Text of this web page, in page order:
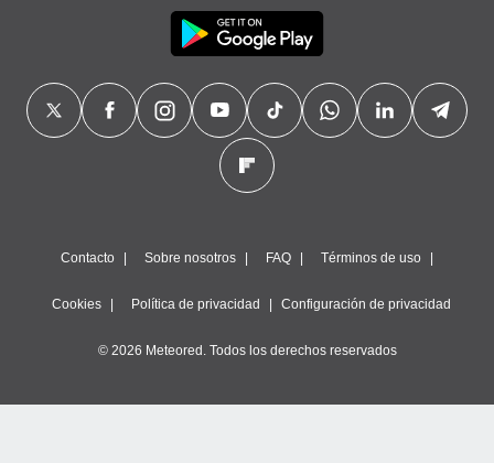
Contacto Sobre nosotros FAQ Términos de uso
Cookies Política de privacidad Configuración de privacidad
© 2026 Meteored. Todos los derechos reservados